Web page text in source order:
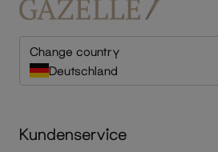
Change country
Deutschland
Kundenservice